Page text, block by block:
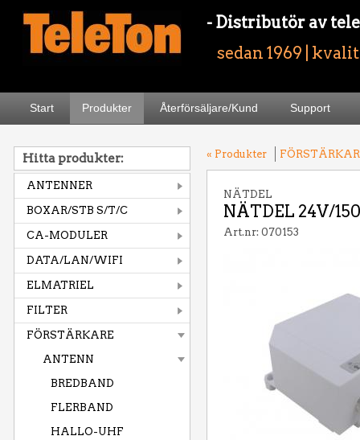
- Distributör av
sedan 1969 |
Start Produkter Återförsäljare/Kund Support
Hitta produkter:
ANTENNER
BOXAR/STB S/T/C
CA-MODULER
DATA/LAN/WIFI
ELMATRIEL
FILTER
FÖRSTÄRKARE
ANTENN
BREDBAND
FLERBAND
HALLO-UHF
« Produkter
NÄTDEL
NÄTDEL 24V/
Art.nr: 070153